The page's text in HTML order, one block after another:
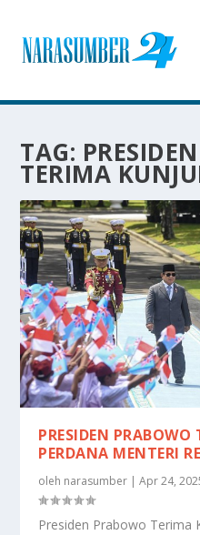
TAG:
TERIMA
PRESIDEN
PERDANA MENTERI
oleh narasumber |Apr 24,
Presiden Prabowo Terima